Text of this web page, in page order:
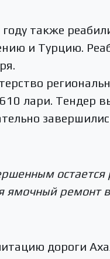
также
и Турцию.
лари. Тендер
остается
ямочный ремонт
дороги